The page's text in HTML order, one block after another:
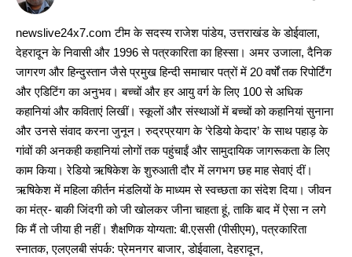
newslive24x7.com टीम के सदस्य राजेश पांडेय, उत्तराखंड के डोईवाला,
देहरादून के निवासी और 1996 से पत्रकारिता का हिस्सा। अमर उजाला, दैनिक
जागरण और हिन्दुस्तान जैसे प्रमुख हिन्दी समाचार पत्रों में 20 वर्षों तक रिपोर्टिंग
और एडिटिंग का अनुभव। बच्चों और हर आयु वर्ग के लिए 100 से अधिक
कहानियां और कविताएं लिखीं। स्कूलों और संस्थाओं में बच्चों को कहानियां सुनाना
और उनसे संवाद करना जुनून। रुद्रप्रयाग के ‘रेडियो केदार’ के साथ पहाड़ के
गांवों की अनकही कहानियां लोगों तक पहुंचाईं और सामुदायिक जागरूकता के लिए
काम किया। रेडियो ऋषिकेश के शुरुआती दौर में लगभग छह माह सेवाएं दीं।
ऋषिकेश में महिला कीर्तन मंडलियों के माध्यम से स्वच्छता का संदेश दिया। जीवन
का मंत्र- बाकी जिंदगी को जी खोलकर जीना चाहता हूं, ताकि बाद में ऐसा न लगे
कि मैं तो जीया ही नहीं। शैक्षणिक योग्यता: बी.एससी (पीसीएम), पत्रकारिता
स्नातक, एलएलबी संपर्क: प्रेमनगर बाजार, डोईवाला, देहरादून,